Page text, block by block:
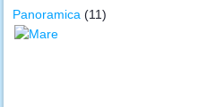
Panoramica (11)